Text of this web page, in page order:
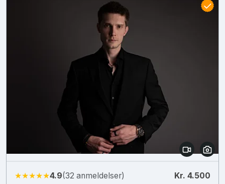
★★★★★4.9(32 anmeldelser) Kr. 4.500